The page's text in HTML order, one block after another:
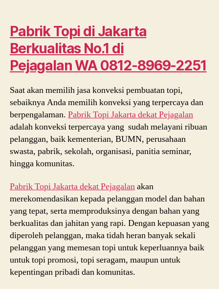
Jakarta
1
Pejagalan
WA
081289692251
Pabrik Topi di Jakarta
Berkualitas No.1 di
PejagalanWA 0812-8969-2251
Saat akan memilih jasa konveksi pembuatan topi,
sebaiknya Anda memilih konveksi yang terpercaya dan
berpengalaman. Pabrik Topi Jakarta dekatPejagalan
adalah konveksi terpercaya yang sudah melayani ribuan
pelanggan, baik kementerian, BUMN, perusahaan
swasta, pabrik, sekolah, organisasi, panitia seminar,
hingga komunitas.
Pabrik Topi Jakarta dekatPejagalanakan
merekomendasikan kepada pelanggan model dan bahan
yang tepat, serta memproduksinya dengan bahan yang
berkualitas dan jahitan yang rapi. Dengan kepuasan yang
diperoleh pelanggan, maka tidah heran banyak sekali
pelanggan yang memesan topi untuk keperluannya baik
untuk topi promosi, topi seragam, maupun untuk
kepentingan pribadi dan komunitas.